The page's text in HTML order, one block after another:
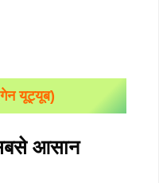
यूट्यूब)
आसान